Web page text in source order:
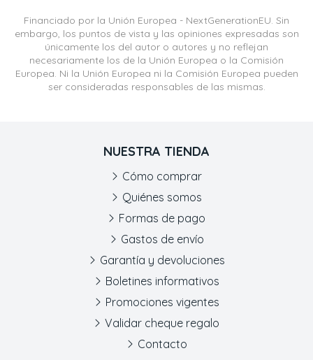
Financiado por la Unión Europea - NextGenerationEU. Sin
embargo, los puntos de vista y las opiniones expresadas son
únicamente los del autor o autores y no reflejan
necesariamente los de la Unión Europea o la Comisión
Europea. Ni la Unión Europea ni la Comisión Europea pueden
ser consideradas responsables de las mismas.
NUESTRA TIENDA
Cómo comprar
Quiénes somos
Formas de pago
Gastos de envío
Garantía y devoluciones
Boletines informativos
Promociones vigentes
Validar cheque regalo
Contacto